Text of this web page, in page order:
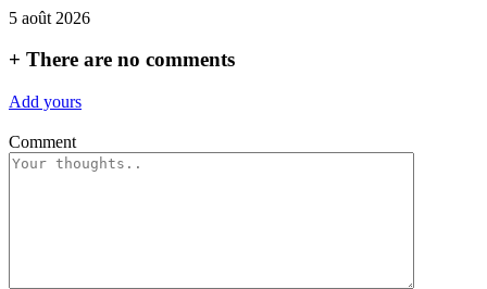
5 août 2026
+ There are no comments
Add yours
Comment